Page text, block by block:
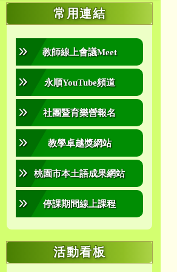
：●115學年度永順國小-特教教師助理員
：●115學年度永順國小-特教教師助理員
：●115學年度永順國小-特教教師助理員
右邊區域內容
常用連結
教師線上會議Meet
永順YouTube頻道
社團暨育樂營報名
教學卓越獎網站
桃園市本土語成果網站
停課期間線上課程
活動看板